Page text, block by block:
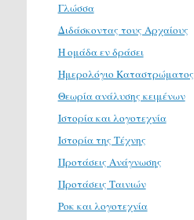
Γλώσσα
Διδάσκοντας τους Αρχαίους
Η ομάδα εν δράσει
Ημερολόγιο Καταστρώματος
Θεωρία ανάλυσης κειμένων
Ιστορία και λογοτεχνία
Ιστορία της Τέχνης
Προτάσεις Ανάγνωσης
Προτάσεις Ταινιών
Ροκ και λογοτεχνία